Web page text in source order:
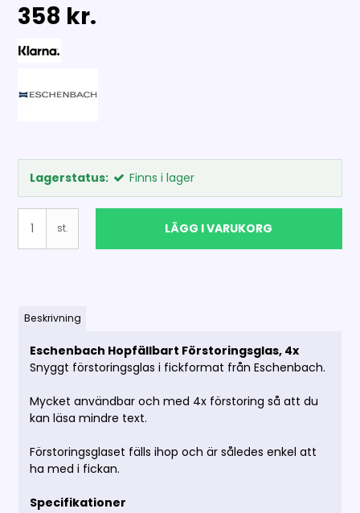
358 kr.
Lagerstatus: Finns i lager
st. LÄGG I VARUKORG
Beskrivning
Eschenbach Hopfällbart Förstoringsglas, 4x
Snyggt förstoringsglas i fickformat från Eschenbach.
Mycket användbar och med 4x förstoring så att du
kan läsa mindre text.
Förstoringsglaset fälls ihop och är således enkel att
ha med i fickan.
Specifikationer